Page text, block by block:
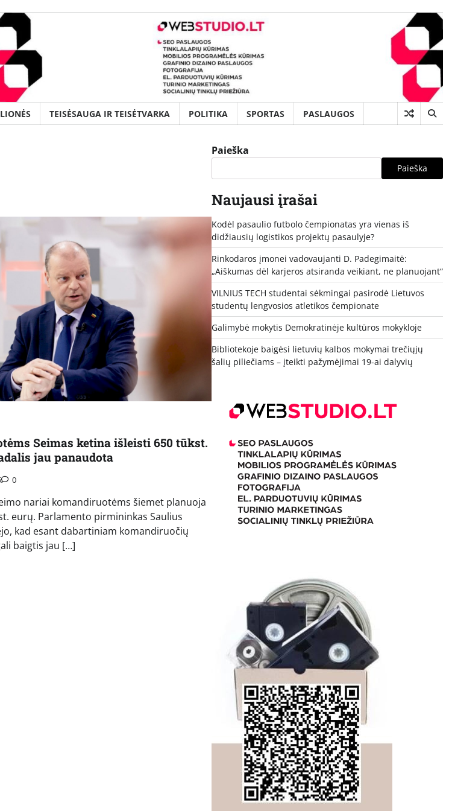
TEISĖSAUGA IR TEISĖTVARKA POLITIKA SPORTAS PASLAUGOS
Seimas ketina išleisti 650 tūkst.
jau panaudota
0
nariai komandiruotėms šiemet planuoja
eurų. Parlamento pirmininkas Saulius
kad esant dabartiniam komandiruočių
baigtis jau […]
Paieška
Paieška
Naujausi įrašai
Kodėl pasaulio futbolo čempionatas yra vienas iš
didžiausių logistikos projektų pasaulyje?
Rinkodaros įmonei vadovaujanti D. Padegimaitė:
„Aiškumas dėl karjeros atsiranda veikiant, ne planuojant“
VILNIUS TECH studentai sėkmingai pasirodė Lietuvos
studentų lengvosios atletikos čempionate
Galimybė mokytis Demokratinėje kultūros mokykloje
Bibliotekoje baigėsi lietuvių kalbos mokymai trečiųjų
šalių piliečiams – įteikti pažymėjimai 19-ai dalyvių